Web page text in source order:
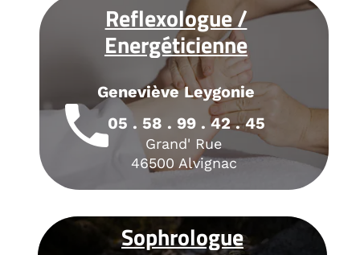
Reflexologue /
Energéticienne
Geneviève Leygonie
local_phone05 . 58 . 99 . 42 . 45
Grand' Rue
46500 Alvignac
Sophrologue